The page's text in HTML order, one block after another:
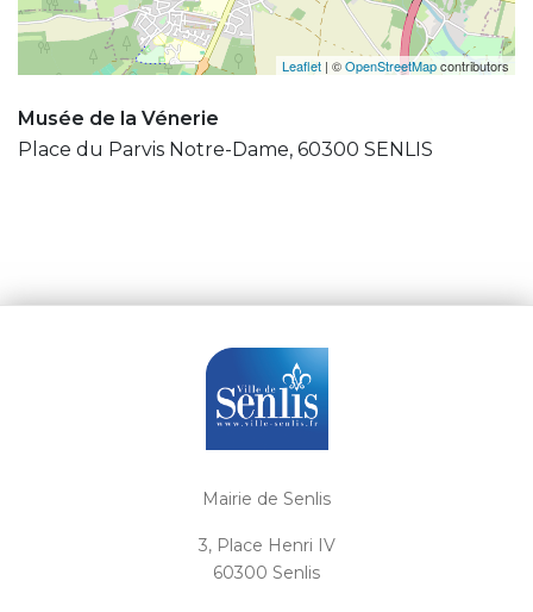
Leaflet | ©OpenStreetMapcontributors
Musée de la Vénerie
Place du Parvis Notre-Dame, 60300 SENLIS
Mairie de Senlis
3, Place Henri IV
60300 Senlis